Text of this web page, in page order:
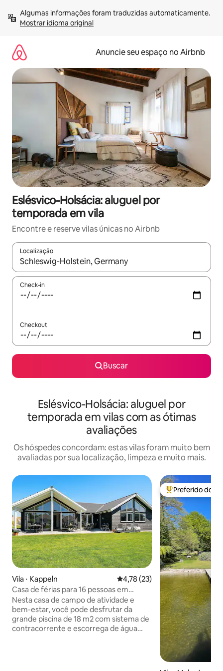
para
Mostrar idioma original
Anuncie seu espaço no Airbnb
Eslésvico-Holsácia: aluguel por
temporada em vila
Encontre e reserve vilas únicas no Airbnb
Localização
Quando os resultados estiverem disponíveis, explore-os
Check-in
Checkout
Buscar
Eslésvico-Holsácia: aluguel por
temporada em vilas com as ótimas
avaliações
Os hóspedes concordam: estas vilas foram muito bem
avaliadas por sua localização, limpeza e muito mais.
Vila ⋅ Kappeln 4,78 de uma avaliação média
4,78 (23)
Casa de férias para 16 pessoas em
hasselberg
Nesta casa de campo de atividade e
bem-estar, você pode desfrutar da
grande piscina de 18 m2 com sistema de
contracorrente e escorrega de água
Entre os
Preferido dos